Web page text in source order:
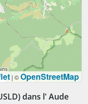
| ©OpenStreetMap
dans l' Aude